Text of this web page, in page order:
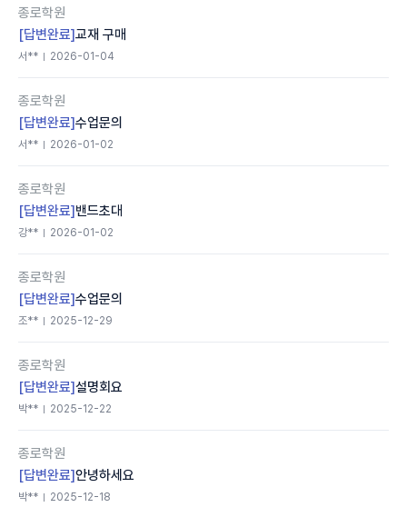
종로학원
[답변완료]교재 구매
서** 2026-01-04
종로학원
[답변완료]수업문의
서** 2026-01-02
종로학원
[답변완료] 밴드초대
강** 2026-01-02
종로학원
[답변완료]수업문의
조** 2025-12-29
종로학원
[답변완료]설명회요
박** 2025-12-22
종로학원
[답변완료]안녕하세요
박** 2025-12-18